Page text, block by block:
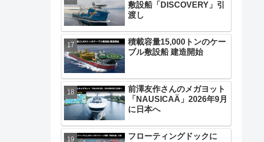
敷設船「DISCOVERY」引
渡し
積載容量15,000トンのケー
ブル敷設船 建造開始
前澤友作さんのメガヨット
「NAUSICAÄ」2026年9月
に日本へ
フローティングドックに